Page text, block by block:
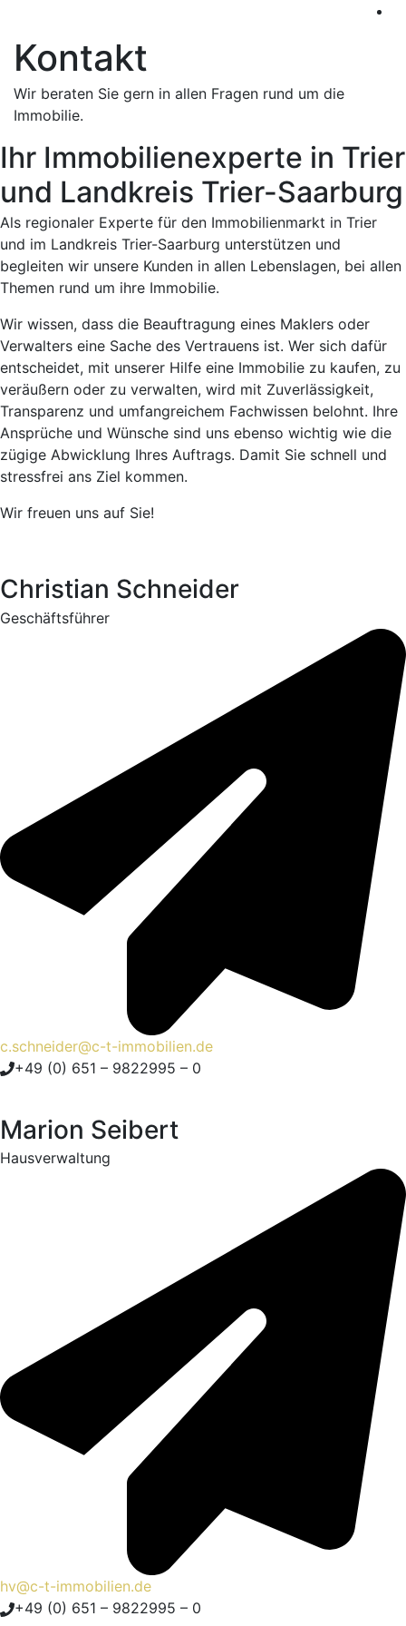
Kontakt
Wir beraten Sie gern in allen Fragen rund um die
Immobilie.
Ihr Immobilienexperte in Trier
und Landkreis Trier-Saarburg
Als regionaler Experte für den Immobilienmarkt in Trier
und im Landkreis Trier-Saarburg unterstützen und
begleiten wir unsere Kunden in allen Lebenslagen, bei allen
Themen rund um ihre Immobilie.
Wir wissen, dass die Beauftragung eines Maklers oder
Verwalters eine Sache des Vertrauens ist. Wer sich dafür
entscheidet, mit unserer Hilfe eine Immobilie zu kaufen, zu
veräußern oder zu verwalten, wird mit Zuverlässigkeit,
Transparenz und umfangreichem Fachwissen belohnt. Ihre
Ansprüche und Wünsche sind uns ebenso wichtig wie die
zügige Abwicklung Ihres Auftrags. Damit Sie schnell und
stressfrei ans Ziel kommen.
Wir freuen uns auf Sie!
Christian Schneider
Geschäftsführer
c.schneider@c-t-immobilien.de
+49 (0) 651 – 9822995 – 0
Marion Seibert
Hausverwaltung
hv@c-t-immobilien.de
+49 (0) 651 – 9822995 – 0